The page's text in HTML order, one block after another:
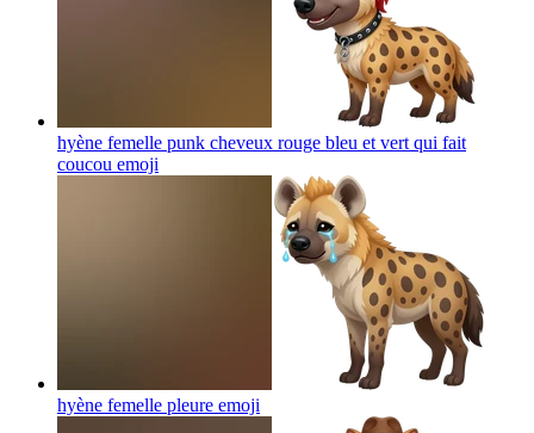
hyène femelle punk cheveux rouge bleu et vert qui fait
coucou emoji
hyène femelle pleure emoji